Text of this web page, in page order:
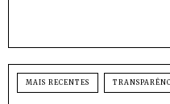
MAIS RECENTES